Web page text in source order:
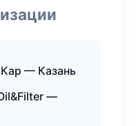
— Казань
—